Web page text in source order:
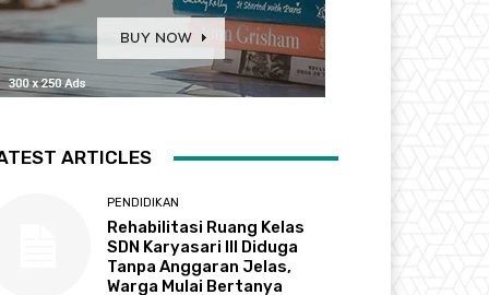
ARTICLES
PENDIDIKAN
Rehabilitasi Ruang Kelas
SDN Karyasari III Diduga
Tanpa Anggaran Jelas,
Warga Mulai Bertanya